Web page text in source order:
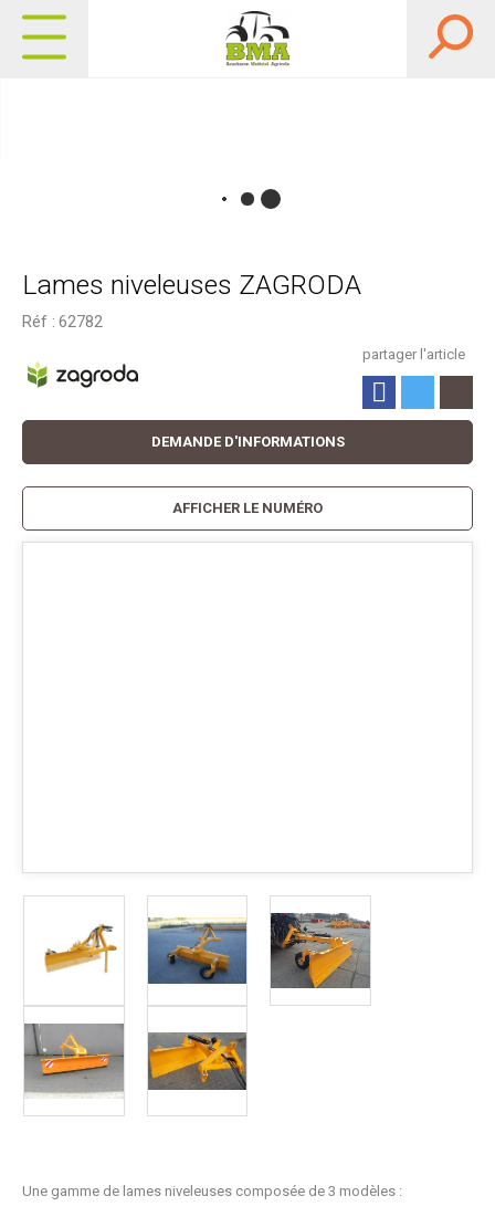
Lames niveleuses ZAGRODA
Réf : 62782
partager l'article
Une gamme de lames niveleuses composée de 3 modèles :
DEMANDE D'INFORMATIONS
AFFICHER LE NUMÉRO